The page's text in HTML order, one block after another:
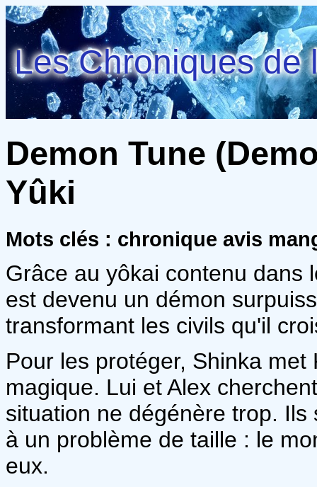
Les Chroniques de
Demon Tune
Yûki
Mots clés : chronique avis
Grâce au yôkai contenu dans
est devenu un démon
transformant les civils qu'il
Pour les protéger, Shinka
magique. Lui et Alex
situation ne dégénère trop.
à un problème de taille : le
eux.